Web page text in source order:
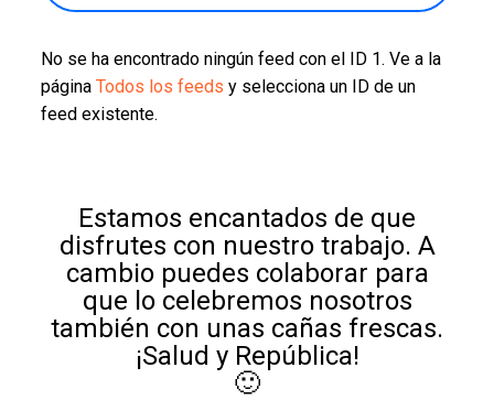
No se ha encontrado ningún feed con el ID 1. Ve a la
página Todos los feeds y selecciona un ID de un
feed existente.
Estamos encantados de que
disfrutes con nuestro trabajo. A
cambio puedes colaborar para
que lo celebremos nosotros
también con unas cañas frescas.
¡Salud y República!
🙂